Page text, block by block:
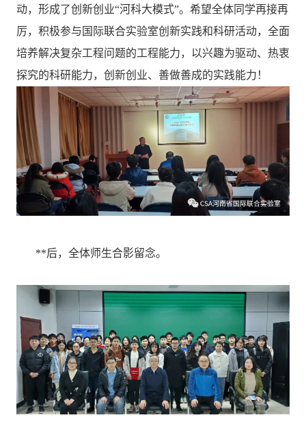
动，形成了创新创业“河科大模式”。希望全体同学再接再
厉，积极参与国际联合实验室创新实践和科研活动，全面
培养解决复杂工程问题的工程能力，以兴趣为驱动、热衷
探究的科研能力，创新创业、善做善成的实践能力！
**后，全体师生合影留念。